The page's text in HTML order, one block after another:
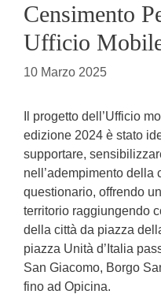
Censimento
Ufficio
10 Marzo 2025
Il progetto dell’Ufficio
edizione 2024 è stato
supportare,
nell’adempimento della
questionario, offrendo
territorio raggiungendo
della città da piazza
piazza Unità d’Italia
San Giacomo, Borgo
fino ad Opicina.